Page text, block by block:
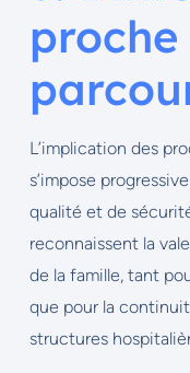
L’implication des
s’impose
qualité et de
reconnaissent la
de la famille, tant
que pour la
structures